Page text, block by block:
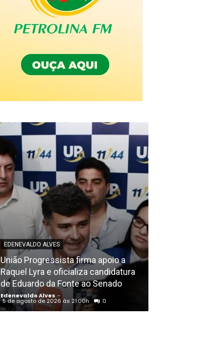
EDENEVALDO ALVES
União Progressista firma apoio a
Raquel Lyra e oficializa candidatura
de Eduardo da Fonte ao Senado
Edenevaldo Alves -
5 de agosto de 2026 às 21:00h 0